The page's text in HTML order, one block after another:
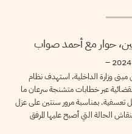
حوار مع أحمد صواب
وزارة الداخلية، استهدف نظام
عبر خطابات متشنجة سرعان ما
بمناسبة مرور سنتين على عزل
الحالة التي أصبح عليها المرفق